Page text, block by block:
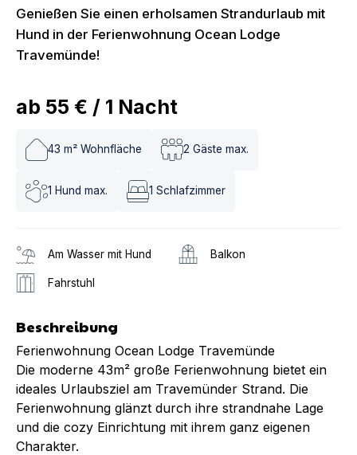
Genießen Sie einen erholsamen Strandurlaub mit
Hund in der Ferienwohnung Ocean Lodge
Travemünde!
ab 55 € / 1 Nacht
43 m² Wohnfläche 2 Gäste max.
1 Hund max. 1 Schlafzimmer
Am Wasser mit Hund Balkon
Fahrstuhl
Beschreibung
Ferienwohnung Ocean Lodge Travemünde
Die moderne 43m² große Ferienwohnung bietet ein
ideales Urlaubsziel am Travemünder Strand. Die
Ferienwohnung glänzt durch ihre strandnahe Lage
und die cozy Einrichtung mit ihrem ganz eigenen
Charakter.